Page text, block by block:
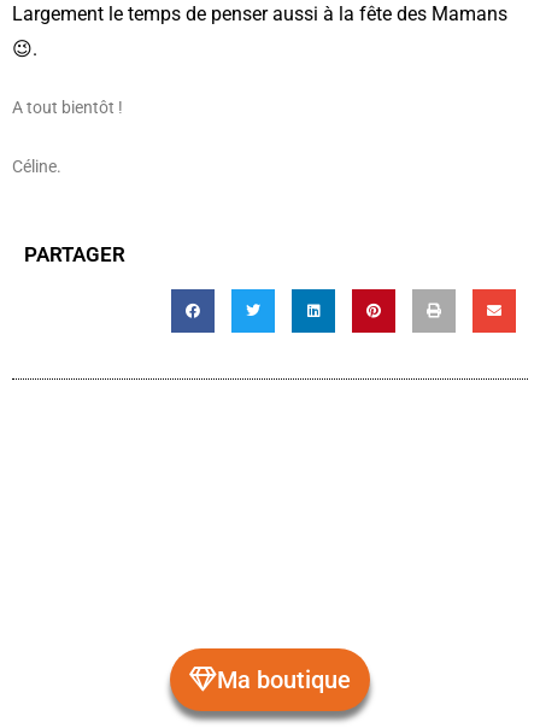
Largement le temps de penser aussi à la fête des Mamans
😉.
A tout bientôt !
Céline.
PARTAGER
Ma boutique